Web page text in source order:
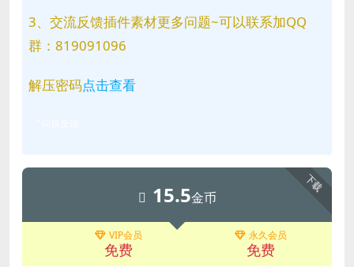
3、交流反馈插件素材更多问题~可以联系加QQ
群：819091096
解压密码点击查看
下载
15.5金币
VIP会员
免费
永久会员
免费